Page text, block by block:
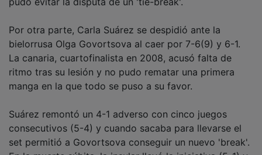
bielorrusa Olga Govortsova al caer por 7-6(9) y 6-1.
La canaria, cuartofinalista en 2008, acusó falta de
ritmo tras su lesión y no pudo rematar una primera
manga en la que todo se puso a su favor.
consecutivos (5-4) y cuando sacaba para llevarse el
set permitió a Govortsova conseguir un nuevo 'break'.
En la muerte súbita, la insular llevó la iniciativa (5-1) y